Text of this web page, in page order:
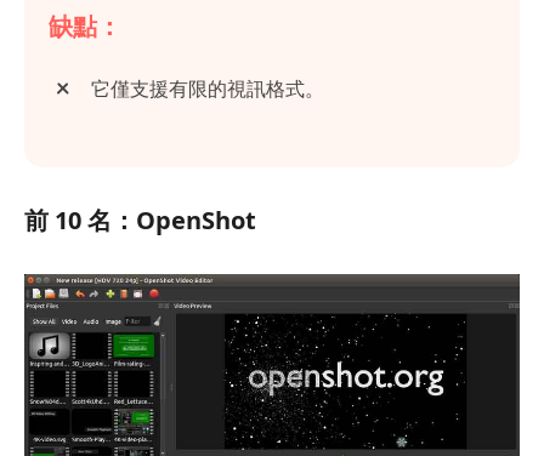
缺點：
它僅支援有限的視訊格式。
前 10 名：OpenShot